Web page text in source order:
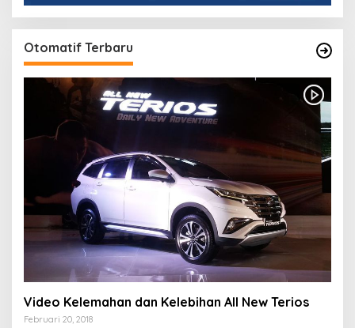
Otomatif Terbaru
Video Kelemahan dan Kelebihan All New Terios
Februari 20, 2018